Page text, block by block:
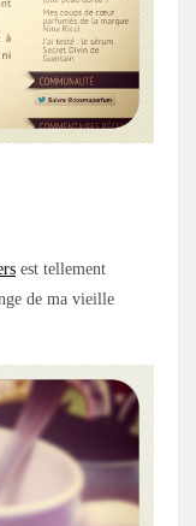
est tellement
de ma vieille